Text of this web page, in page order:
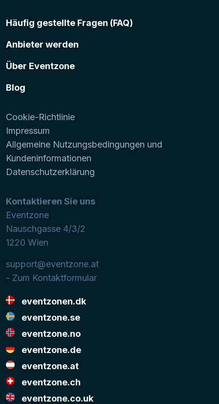
Häufig gestellte Fragen (FAQ)
Anbieter werden
Über Eventzone
Blog
Cookie-Richtlinie
Impressum
Allgemeine Nutzungsbedingungen und
Kundeninformationen
Datenschutzerklärung
Kontaktieren Sie uns
Eventzone
Nauschgasse 4/3/2
1220 Wien
support@eventzone.at
- Zum Kontaktformular
eventzonen.dk
eventzone.se
eventzone.no
eventzone.de
eventzone.at
eventzone.ch
eventzone.co.uk